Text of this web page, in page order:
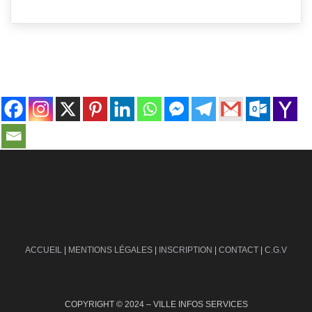
ACCUEIL | MENTIONS LÉGALES | INSCRIPTION | CONTACT | C.G.V
COPYRIGHT © 2024 – VILLE INFOS SERVICES